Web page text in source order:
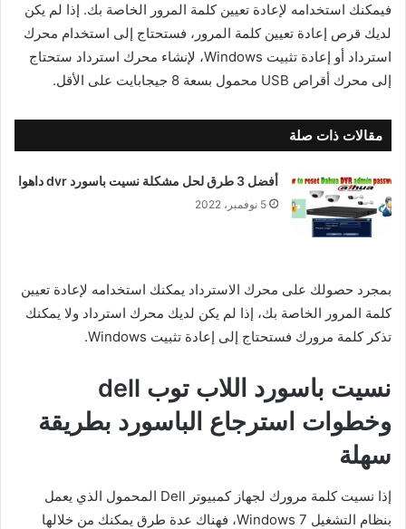
فيمكنك استخدامه لإعادة تعيين كلمة المرور الخاصة بك. إذا لم يكن
لديك قرص إعادة تعيين كلمة المرور، فستحتاج إلى استخدام محرك
استرداد أو إعادة تثبيت Windows، لإنشاء محرك استرداد ستحتاج
إلى محرك أقراص USB محمول بسعة 8 جيجابايت على الأقل.
مقالات ذات صلة
أفضل 3 طرق لحل مشكلة نسيت باسورد dvr داهوا
5 نوفمبر، 2022
بمجرد حصولك على محرك الاسترداد يمكنك استخدامه لإعادة تعيين
كلمة المرور الخاصة بك، إذا لم يكن لديك محرك استرداد ولا يمكنك
تذكر كلمة مرورك فستحتاج إلى إعادة تثبيت Windows.
نسيت باسورد اللاب توب dell
وخطوات استرجاع الباسورد بطريقة
سهلة
إذا نسيت كلمة مرورك لجهاز كمبيوتر Dell المحمول الذي يعمل
بنظام التشغيل Windows 7، فهناك عدة طرق يمكنك من خلالها